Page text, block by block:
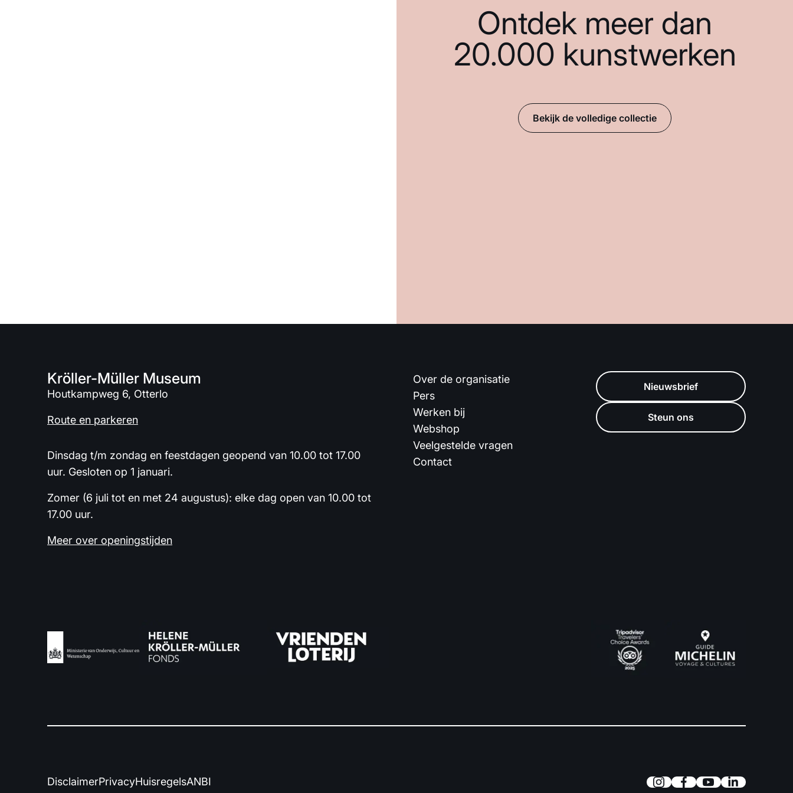
Ontdek meer dan
20.000 kunstwerken
Bekijk de volledige collectie
Kröller-Müller Museum
Houtkampweg 6, Otterlo
Route en parkeren
Dinsdag t/m zondag en feestdagen geopend van 10.00 tot 17.00
uur. Gesloten op 1 januari.
Zomer (6 juli tot en met 24 augustus): elke dag open van 10.00 tot
17.00 uur.
Meer over openingstijden
Over de organisatie
Pers
Werken bij
Webshop
Veelgestelde vragen
Contact
Nieuwsbrief
Steun ons
DisclaimerPrivacyHuisregelsANBI